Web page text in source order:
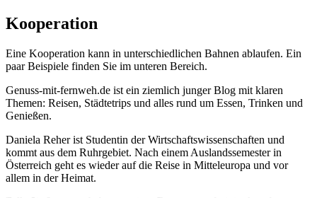
Kooperation
Eine Kooperation kann in unterschiedlichen Bahnen ablaufen. Ein
paar Beispiele finden Sie im unteren Bereich.
Genuss-mit-fernweh.de ist ein ziemlich junger Blog mit klaren
Themen: Reisen, Städtetrips und alles rund um Essen, Trinken und
Genießen.
Daniela Reher ist Studentin der Wirtschaftswissenschaften und
kommt aus dem Ruhrgebiet. Nach einem Auslandssemester in
Österreich geht es wieder auf die Reise in Mitteleuropa und vor
allem in der Heimat.